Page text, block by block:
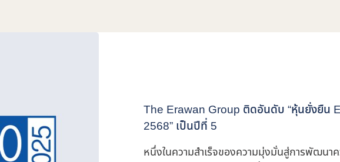
The Erawan Group ติดอันดับ “หุ้นยั่งยืน
2568” เป็นปีที่ 5
หนึ่งในความสำเร็จของความมุ่งมั่นสู่การพัฒน